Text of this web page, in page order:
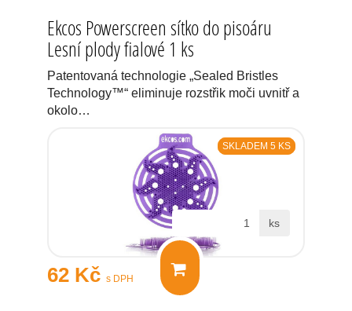
Ekcos Powerscreen sítko do pisoáru
Lesní plody fialové 1 ks
Patentovaná technologie „Sealed Bristles
Technology™“ eliminuje rozstřik moči uvnitř a
okolo…
SKLADEM 5 KS
62 Kč s DPH
ks